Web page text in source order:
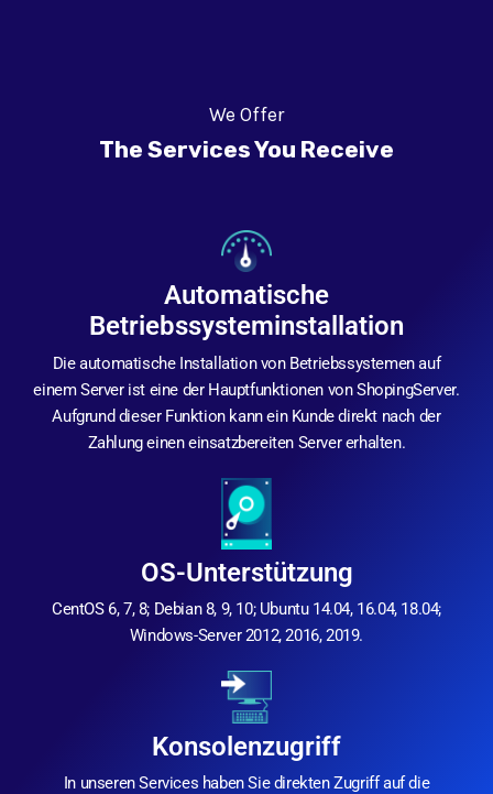
We Offer
The Services You Receive
Automatische
Betriebssysteminstallation
Die automatische Installation von Betriebssystemen auf
einem Server ist eine der Hauptfunktionen von ShopingServer.
Aufgrund dieser Funktion kann ein Kunde direkt nach der
Zahlung einen einsatzbereiten Server erhalten.
OS-Unterstützung
CentOS 6, 7, 8; Debian 8, 9, 10; Ubuntu 14.04, 16.04, 18.04;
Windows-Server 2012, 2016, 2019.
Konsolenzugriff
In unseren Services haben Sie direkten Zugriff auf die